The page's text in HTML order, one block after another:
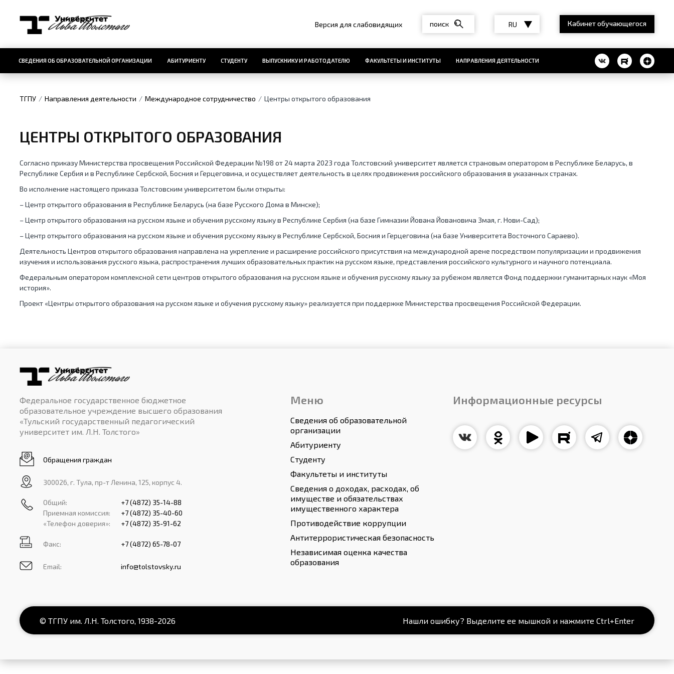
Версия для слабовидящих RU Кабинет обучающегося
СВЕДЕНИЯ ОБ ОБРАЗОВАТЕЛЬНОЙ ОРГАНИЗАЦИИ АБИТУРИЕНТУ СТУДЕНТУ ВЫПУСКНИКУ И РАБОТОДАТЕЛЮ ФАКУЛЬТЕТЫ И ИНСТИТУТЫ НАПРАВЛЕНИЯ ДЕЯТЕЛЬНОСТИ
ТГПУ Направления деятельности Международное сотрудничество Центры открытого образования
ЦЕНТРЫ ОТКРЫТОГО ОБРАЗОВАНИЯ
Согласно приказу Министерства просвещения Российской Федерации №198 от 24 марта 2023 года Толстовский университет является страновым оператором в Республике Беларусь, в
Республике Сербия и в Республике Сербской, Босния и Герцеговина, и осуществляет деятельность в целях продвижения российского образования в указанных странах.
Во исполнение настоящего приказа Толстовским университетом были открыты:
– Центр открытого образования в Республике Беларусь (на базе Русского Дома в Минске);
– Центр открытого образования на русском языке и обучения русскому языку в Республике Сербия (на базе Гимназии Йована Йовановича Змая, г. Нови-Сад);
– Центр открытого образования на русском языке и обучения русскому языку в Республике Сербской, Босния и Герцеговина (на базе Университета Восточного Сараево).
Деятельность Центров открытого образования направлена на укрепление и расширение российского присутствия на международной арене посредством популяризации и продвижения
изучения и использования русского языка, распространения лучших образовательных практик на русском языке, представления российского культурного и научного потенциала.
Федеральным оператором комплексной сети центров открытого образования на русском языке и обучения русскому языку за рубежом является Фонд поддержки гуманитарных наук «Моя
история».
Проект «Центры открытого образования на русском языке и обучения русскому языку» реализуется при поддержке Министерства просвещения Российской Федерации.
Федеральное государственное бюджетное
образовательное учреждение высшего образования
«Тульский государственный педагогический
университет им. Л.Н. Толстого»
Обращения граждан
300026, г. Тула, пр-т Ленина, 125, корпус 4.
Общий:
+7 (4872) 35-14-88
Приемная комиссия:
+7 (4872) 35-40-60
«Телефон доверия»:
+7 (4872) 35-91-62
Факс: +7 (4872) 65-78-07
Email: info@tolstovsky.ru
Меню
Сведения об образовательной
организации
Абитуриенту
Студенту
Факультеты и институты
Сведения о доходах, расходах, об
имуществе и обязательствах
имущественного характера
Противодействие коррупции
Антитеррористическая безопасность
Независимая оценка качества
образования
Информационные ресурсы
© ТГПУ им. Л.Н. Толстого, 1938-2026 Нашли ошибку? Выделите ее мышкой и нажмите Ctrl+Enter